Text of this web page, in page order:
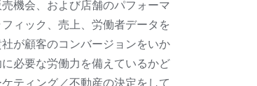
機会、および店舗のパフォーマ
ィック、売上、労働者データを
が顧客のコンバージョンをいか
必要な労働力を備えているかど
ティング／不動産の決定をして